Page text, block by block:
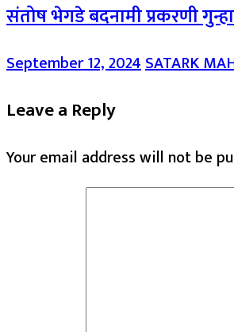
संतोष भेगडे बदनामी प्रकरणी
September 12, 2024SATARK
Leave a Reply
Your email address will not be